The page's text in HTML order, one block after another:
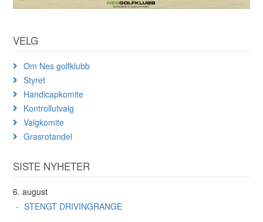
VELG
Om Nes golfklubb
Styret
Handicapkomite
Kontrollutvalg
Valgkomite
Grasrotandel
SISTE NYHETER
6. august
STENGT DRIVINGRANGE